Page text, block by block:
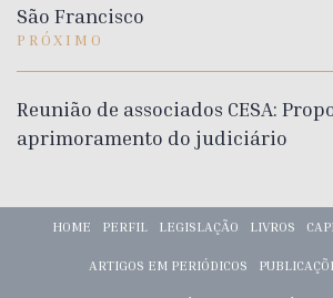
São Francisco
PRÓXIMO
Reunião de associados CESA:
aprimoramento do judiciário
HOME PERFIL LEGISLAÇÃO LIVROS
ARTIGOS EM PERIÓDICOS